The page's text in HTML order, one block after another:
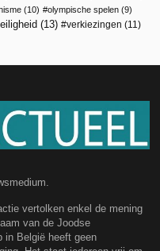
(10) olympische spelen (9)
(13) verkiezingen (11)
vertolken enkel de mening
van de Joodse
in België heeft geen